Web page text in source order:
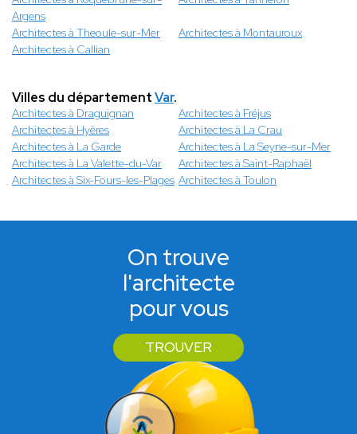
Argens
Architectes à Theoule-sur-Mer
Architectes à Montauroux
Architectes à Callian
Villes du départementVar.
Architectes à Draguignan
Architectes à Fréjus
Architectes à Hyères
Architectes à La Crau
Architectes à La Garde
Architectes à La Seyne-sur-Mer
Architectes à La Valette-du-Var
Architectes à Saint-Raphaël
Architectes à Six-Fours-les-Plages Architectes à Toulon
On trouve
l'architecte
pour vous
TROUVER